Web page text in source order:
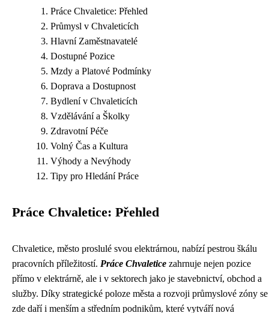
Práce Chvaletice: Přehled
Průmysl v Chvaleticích
Hlavní Zaměstnavatelé
Dostupné Pozice
Mzdy a Platové Podmínky
Doprava a Dostupnost
Bydlení v Chvaleticích
Vzdělávání a Školky
Zdravotní Péče
Volný Čas a Kultura
Výhody a Nevýhody
Tipy pro Hledání Práce
Práce Chvaletice: Přehled
Chvaletice, město proslulé svou elektrárnou, nabízí pestrou škálu
pracovních příležitostí. Práce Chvaletice zahrnuje nejen pozice
přímo v elektrárně, ale i v sektorech jako je stavebnictví, obchod a
služby. Díky strategické poloze města a rozvoji průmyslové zóny se
zde daří i menším a středním podnikům, které vytváří nová